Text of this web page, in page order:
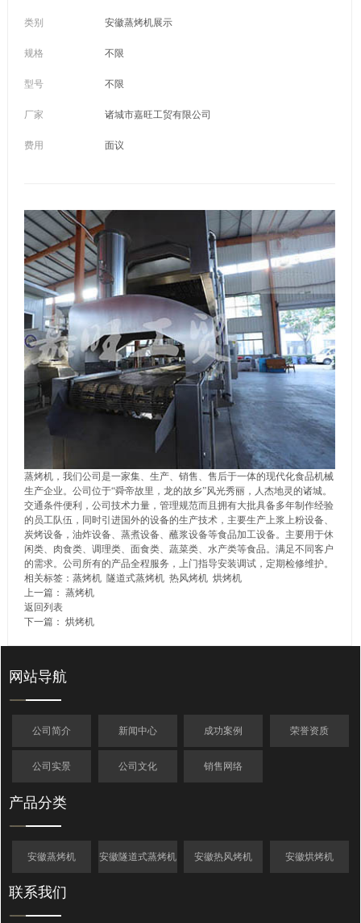
类别 安徽蒸烤机展示
规格 不限
型号 不限
厂家 诸城市嘉旺工贸有限公司
费用 面议
蒸烤机，我们公司是一家集、生产、销售、售后于一体的现代化食品机械
生产企业。公司位于“舜帝故里，龙的故乡”风光秀丽，人杰地灵的诸城。
交通条件便利，公司技术力量，管理规范而且拥有大批具备多年制作经验
的员工队伍，同时引进国外的设备的生产技术，主要生产上浆上粉设备、
炭烤设备，油炸设备、蒸煮设备、蘸浆设备等食品加工设备。主要用于休
闲类、肉食类、调理类、面食类、蔬菜类、水产类等食品。满足不同客户
的需求。公司所有的产品全程服务，上门指导安装调试，定期检修维护。
相关标签： 蒸烤机 隧道式蒸烤机 热风烤机 烘烤机
上一篇： 蒸烤机
返回列表
下一篇： 烘烤机
网站导航
公司简介 新闻中心 成功案例 荣誉资质
公司实景 公司文化 销售网络
产品分类
安徽蒸烤机 安徽隧道式蒸烤机 安徽热风烤机 安徽烘烤机
联系我们